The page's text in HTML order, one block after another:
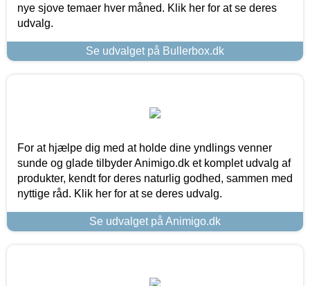
nye sjove temaer hver måned. Klik her for at se deres
udvalg.
Se udvalget på Bullerbox.dk
For at hjælpe dig med at holde dine yndlings venner
sunde og glade tilbyder Animigo.dk et komplet udvalg af
produkter, kendt for deres naturlig godhed, sammen med
nyttige råd. Klik her for at se deres udvalg.
Se udvalget på Animigo.dk